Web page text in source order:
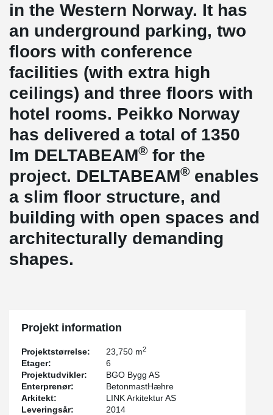
in the Western Norway. It has
an underground parking, two
floors with conference
facilities (with extra high
ceilings) and three floors with
hotel rooms. Peikko Norway
has delivered a total of 1350
lm DELTABEAM® for the
project. DELTABEAM® enables
a slim floor structure, and
building with open spaces and
architecturally demanding
shapes.
Projekt information
Projektstørrelse: 23,750 m2
Etager:
6
Projektudvikler:
BGO Bygg AS
Enterprenør:
BetonmastHæhre
Arkitekt:
LINK Arkitektur AS
Leveringsår:
2014